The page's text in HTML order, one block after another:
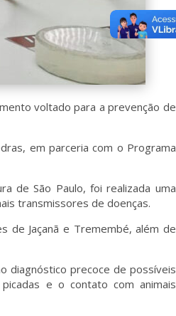
voltado para a prevenção de
em parceria com o Programa
de São Paulo, foi realizada uma
transmissores de doenças.
de Jaçanã e Tremembé, além de
diagnóstico precoce de possíveis
e o contato com animais